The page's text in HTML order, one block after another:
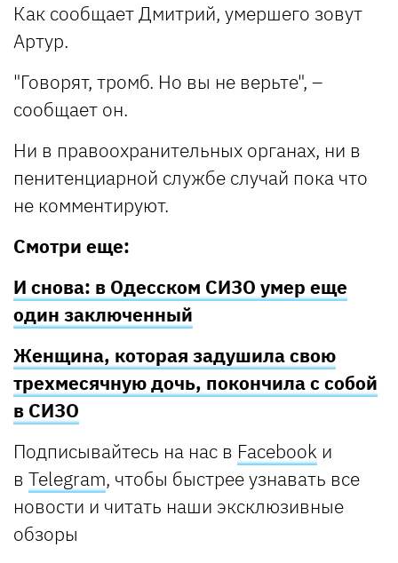
Как сообщает Дмитрий, умершего зовут
Артур.
"Говорят, тромб. Но вы не верьте", –
сообщает он.
Ни в правоохранительных органах, ни в
пенитенциарной службе случай пока что
не комментируют.
Смотри еще:
И снова: в Одесском СИЗО умер еще
один заключенный
Женщина, которая задушила свою
трехмесячную дочь, покончила с собой
в СИЗО
Подписывайтесь на нас в Facebook и
в Telegram, чтобы быстрее узнавать все
новости и читать наши эксклюзивные
обзоры